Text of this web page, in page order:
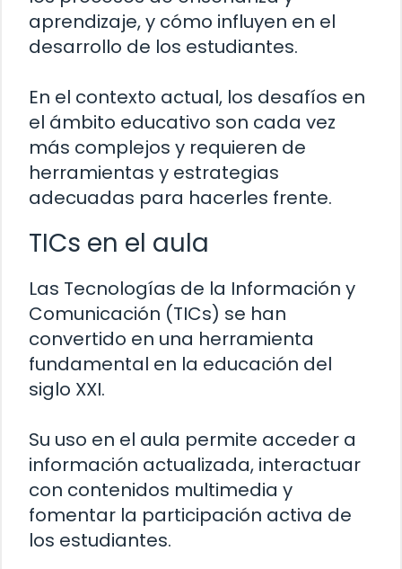
aprendizaje, y cómo influyen en el
desarrollo de los estudiantes.
En el contexto actual, los desafíos en
el ámbito educativo son cada vez
más complejos y requieren de
herramientas y estrategias
adecuadas para hacerles frente.
TICs en el aula
Las Tecnologías de la Información y
Comunicación (TICs) se han
convertido en una herramienta
fundamental en la educación del
siglo XXI.
Su uso en el aula permite acceder a
información actualizada, interactuar
con contenidos multimedia y
fomentar la participación activa de
los estudiantes.